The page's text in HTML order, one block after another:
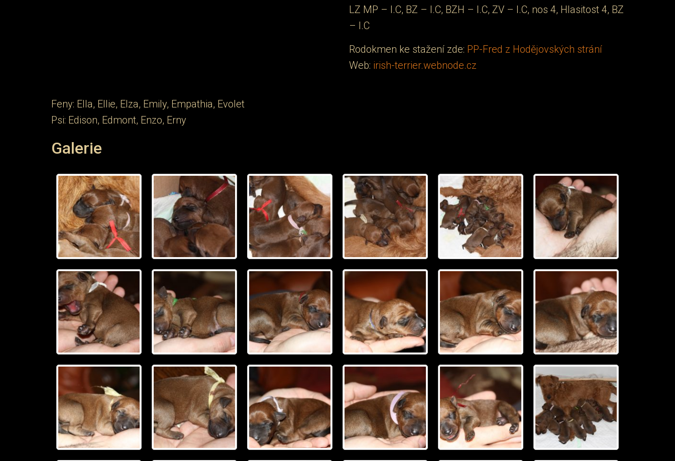
LZ MP – I.C, BZ – I.C, BZH – I.C, ZV – I.C, nos 4, Hlasitost 4, BZ
– I.C
Rodokmen ke stažení zde: PP-Fred z Hodějovských strání
Web: irish-terrier.webnode.cz
Feny: Ella, Ellie, Elza, Emily, Empathia, Evolet
Psi: Edison, Edmont, Enzo, Erny
Galerie